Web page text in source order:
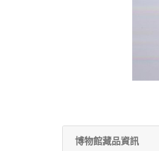
博物館藏品資訊